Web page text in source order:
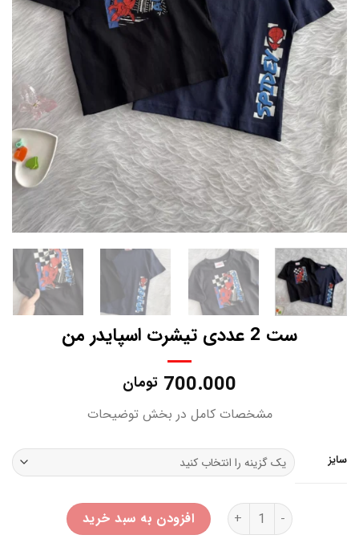
ست 2 عددی تیشرت اسپایدر من
700.000 تومان
مشخصات کامل در بخش توضیحات
سایز
ست 2 عددی تیشرت اسپایدر من عدد افزودن به سبد خرید